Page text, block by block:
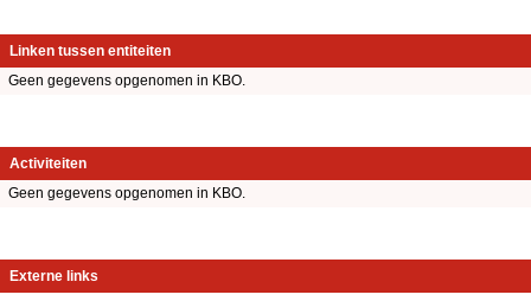
Linken tussen entiteiten
Geen gegevens opgenomen in KBO.
Activiteiten
Geen gegevens opgenomen in KBO.
Externe links